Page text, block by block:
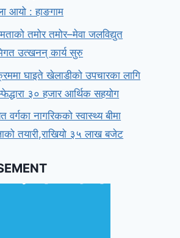
आयो : हाङगाम
तमोर तमोर–मेवा जलविद्युत
उत्खनन् कार्य सुरु
घाइते खेलाडीको उपचारका लागि
३० हजार आर्थिक सहयोग
वर्गका नागरिकको स्वास्थ्य बीमा
तयारी,राखियो ३५ लाख बजेट